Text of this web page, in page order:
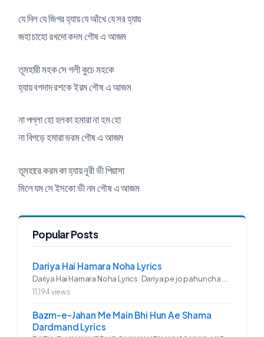
যে দিল যে জিগর হ্যায় যে আঁখে যে সর হ্যায়
জহা চাহো রখদো কদম গৌষ এ আজম
তূমহারী মহক সে গলী কুচে মহকে
হ্যায় বগদাদ রশকে ইরম গৌষ এ আজম
না পল্লা হো হলকা হমারা না হম হো
না বিগড়ে হমারা ভরম গৌষ এ আজম
তূমহারে করম কা হ্যায় নূরী ভী পিয়াসা
মিলে যম সে ইসকো ভী নম গৌষ এ আজম
Popular Posts
Dariya Hai Hamara Noha Lyrics
Dariya Hai Hamara Noha Lyrics Dariya pe jo pahuncha asadullah ka...
11,194 views
Bazm-e-Jahan Me Main Bhi Hun Ae Shama
Dardmand Lyrics